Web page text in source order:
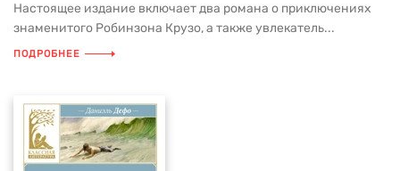
Настоящее издание включает два романа о приключениях
знаменитого Робинзона Крузо, а также увлекатель...
ПОДРОБНЕЕ